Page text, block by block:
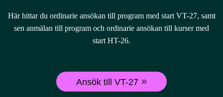
Här hittar du ordinarie ansökan till program med start VT-27, samt
sen anmälan till program och ordinarie ansökan till kurser med
start HT-26.
Ansök till VT-27